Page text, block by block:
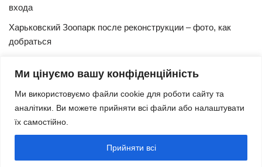
Ми цінуємо вашу конфіденційність
Ми використовуємо файли cookie для роботи сайту та
аналітики. Ви можете прийняти всі файли або налаштувати
їх самостійно.
Прийняти всі
входа
Харьковский Зоопарк после реконструкции – фото, как
добраться
домашних условиях
Харьковская Швейцария – цены, адрес, как добраться
Маршрут и расписание 27 троллейбуса (Харьков)
Трамвай № 3 Харьков – маршрут, время и интервал